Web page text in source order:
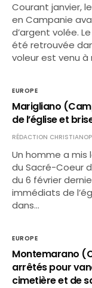
Courant janvier,
en Campanie
d’argent volée.
été retrouvée
voleur est venu à
EUROPE
Marigliano
de l’église et
RÉDACTION
Un homme a mis
du Sacré-Coeur
du 6 février
immédiats de
dans…
EUROPE
Montemarano
arrêtés pour
cimetière et de